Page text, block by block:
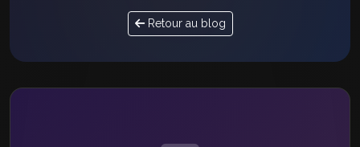
Retour au blog